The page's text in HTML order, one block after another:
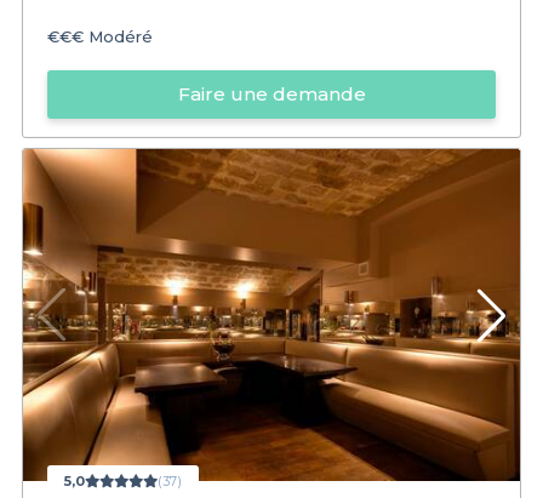
€€€ Modéré
Faire une demande
5,0 (37)